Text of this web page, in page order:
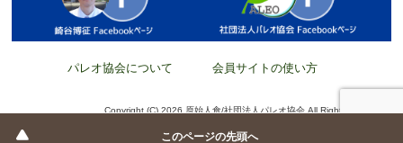
パレオ協会について 会員サイトの使い方
Copyright (C) 2026 原始人食/社団法人パレオ協会 All Rights Reserved.
このページの先頭へ